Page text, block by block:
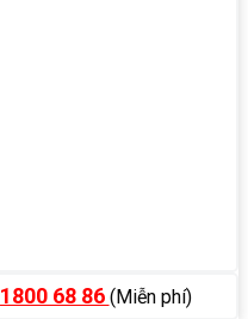
1800 68 86 (Miễn phí)